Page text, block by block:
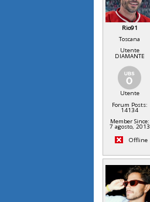
Rio91
Toscana
Utente
DIAMANTE
Utente
Forum Posts:
14134
Member Since:
7 agosto, 2013
Offline